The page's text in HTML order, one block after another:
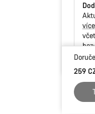
více
ke
koupi
259